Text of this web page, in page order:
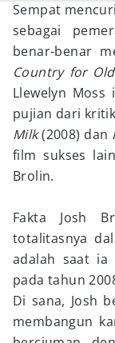
Sempat
sebagai
benar-benar
Country for
Llewelyn
pujian dari
Milk(2008) dan
film sukses
Brolin.
Fakta Josh
totalitasnya
adalah saat
pada tahun
Di sana, Josh
membangun